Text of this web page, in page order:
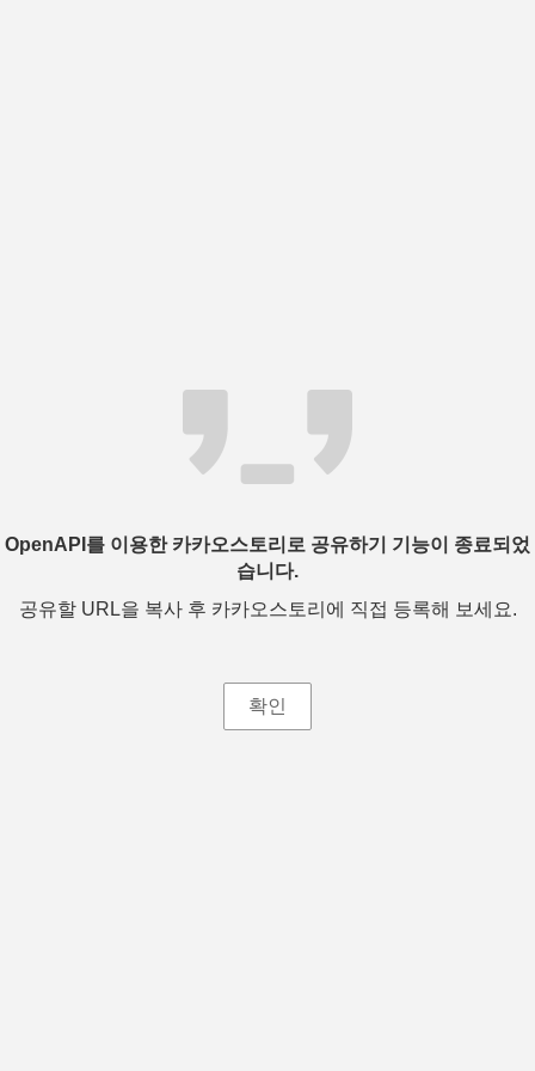
OpenAPI를 이용한 카카오스토리로 공유하기 기능이 종료되었
습니다.
공유할 URL을 복사 후 카카오스토리에 직접 등록해 보세요.
확인